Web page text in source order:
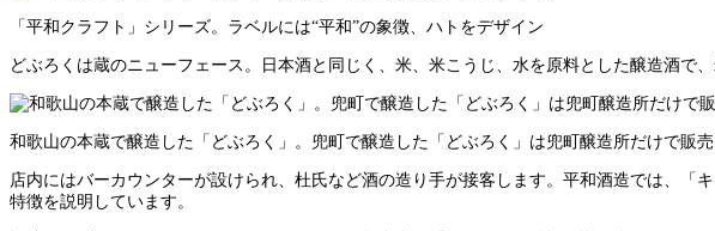
「平和クラフト」シリーズ。ラベルには“平和”の象徴、ハトをデザイン
どぶろくは蔵のニューフェース。日本酒と同じく、米、米こうじ、水を原料とした醸造酒で
和歌山の本蔵で醸造した「どぶろく」。兜町で醸造した「どぶろく」は兜町醸造所だけで販売
店内にはバーカウンターが設けられ、杜氏など酒の造り手が接客します。平和酒造では、
特徴を説明しています。